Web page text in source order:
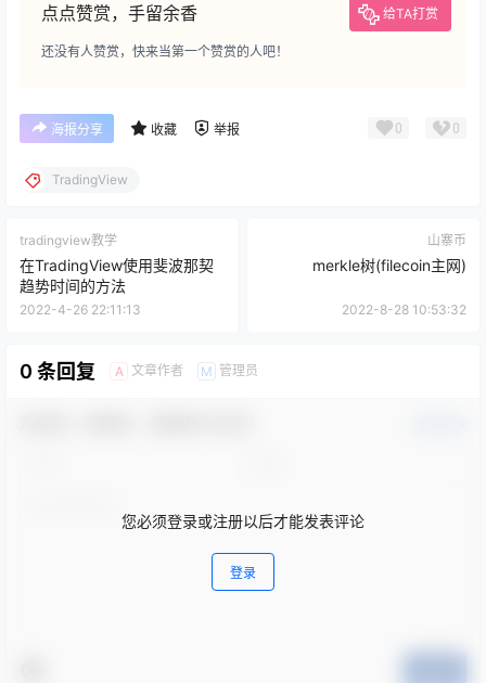
点点赞赏，手留余香 给TA打赏
还没有人赞赏，快来当第一个赞赏的人吧！
海报分享 收藏 举报 0 0
TradingView
tradingview教学
在TradingView使用斐波那契
趋势时间的方法
2022-4-26 22:11:13
山寨币
merkle树(filecoin主网)
2022-8-28 10:53:32
0 条回复 A 文章作者 M 管理员
您必须登录或注册以后才能发表评论
登录